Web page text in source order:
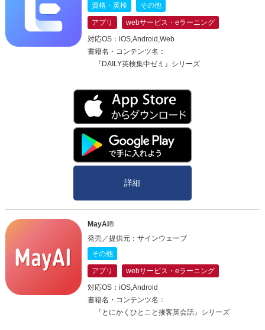
資格・英検
その他
アプリ
webサービス・eラーニング
対応OS：iOS,Android,Web
書籍名・コンテンツ名：
『DAILY英検集中ゼミ』シリーズ
詳細
MayAI®
発売／提供元：サインウェーブ
その他
アプリ
webサービス・eラーニング
対応OS：iOS,Android
書籍名・コンテンツ名：
『とにかくひとこと接客英会話』シリーズ